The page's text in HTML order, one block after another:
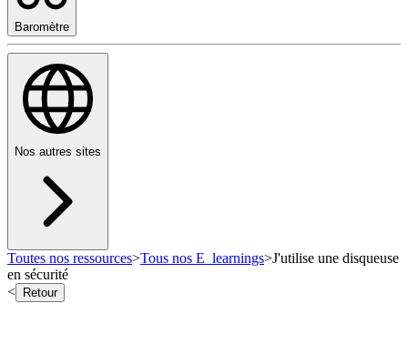
Baromètre
Nos autres sites
Toutes nos ressources>Tous nos E_learnings>J'utilise une disqueuse
en sécurité
<
Retour